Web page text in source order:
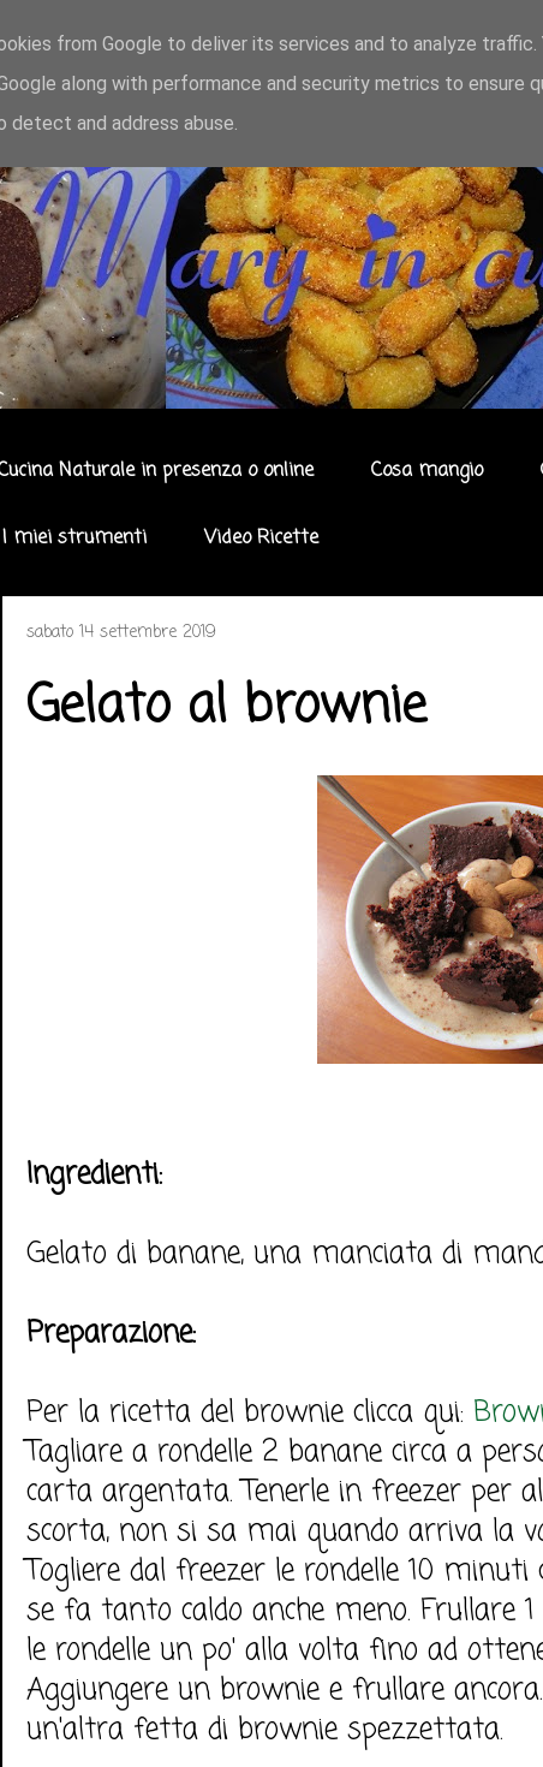
Naturale in presenza o online Cosa mangio
I miei strumenti Video Ricette
sabato 14 settembre 2019
Gelato al brownie
Ingredienti:
Gelato di banane, una manciata di
Preparazione:
Per la ricetta del brownie clicca qui:
Tagliare a rondelle 2 banane circa a
carta argentata. Tenerle in freezer per
scorta, non si sa mai quando arriva la
Togliere dal freezer le rondelle 10
se fa tanto caldo anche meno. Frullare
le rondelle un po' alla volta fino ad
Aggiungere un brownie e frullare
un'altra fetta di brownie spezzettata.
from Google to deliver its services and to analyze traffic.
along with performance and security metrics to ensure
detect and address abuse.